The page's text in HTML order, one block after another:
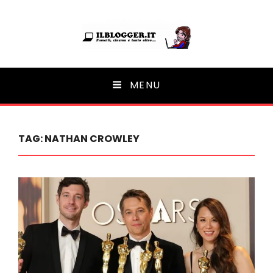
Ilblogger.it
Il portalino di blog | MENU
TAG:NATHAN CROWLEY